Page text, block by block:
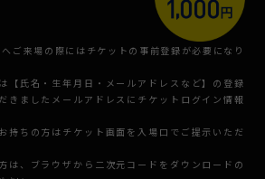
来場の際にはチケットの事前登録が必要になり
【氏名・生年月日・メールアドレスなど】の登録
きましたメールアドレスにチケットログイン情報
持ちの方はチケット画面を入場口でご提示いただ
は、ブラウザから二次元コードをダウンロードの